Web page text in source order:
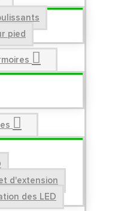
pied
d'extension
des LED